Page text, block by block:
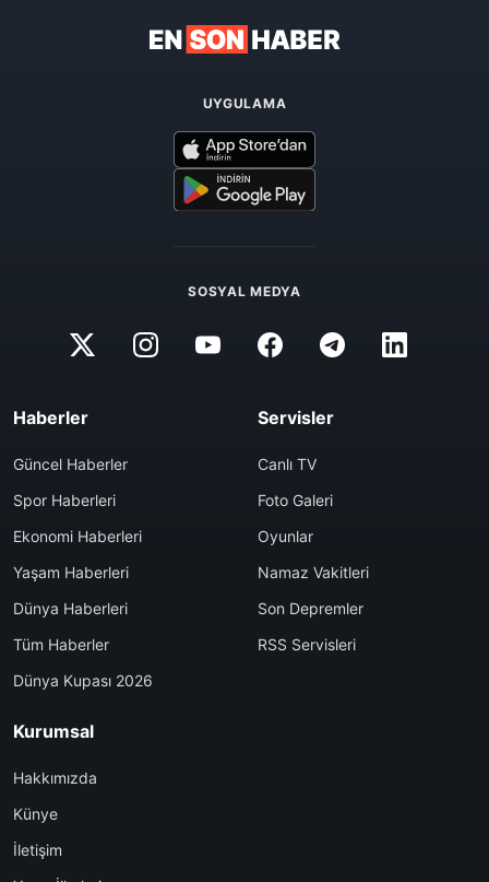
UYGULAMA
SOSYAL MEDYA
Haberler
Güncel Haberler
Spor Haberleri
Ekonomi Haberleri
Yaşam Haberleri
Dünya Haberleri
Tüm Haberler
Dünya Kupası 2026
Servisler
Canlı TV
Foto Galeri
Oyunlar
Namaz Vakitleri
Son Depremler
RSS Servisleri
Kurumsal
Hakkımızda
Künye
İletişim